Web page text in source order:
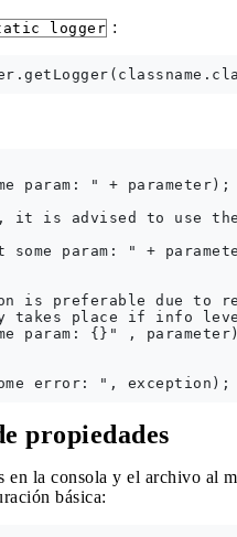
logger :
param: " +
it is advised to use the
some param: " +
is preferable due to
takes place if info
param: {}" ,
propiedades
la consola y el archivo al
básica: